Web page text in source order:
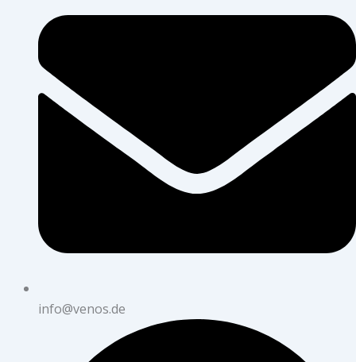
info@venos.de